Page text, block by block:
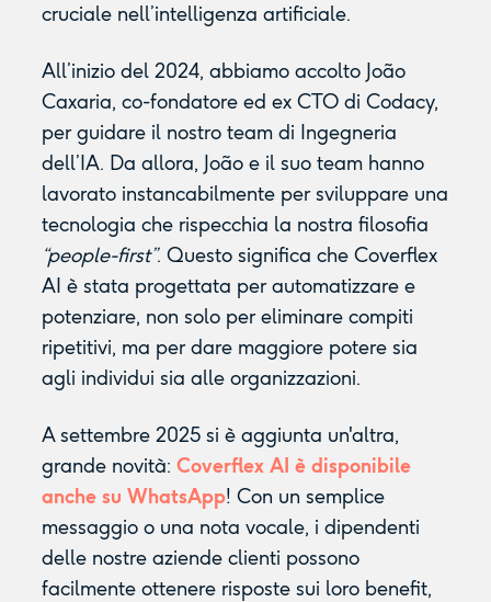
cruciale nell’intelligenza artificiale.
All’inizio del 2024, abbiamo accolto João
Caxaria, co-fondatore ed ex CTO di Codacy,
per guidare il nostro team di Ingegneria
dell’IA. Da allora, João e il suo team hanno
lavorato instancabilmente per sviluppare una
tecnologia che rispecchia la nostra filosofia
“people-first”. Questo significa che Coverflex
AI è stata progettata per automatizzare e
potenziare, non solo per eliminare compiti
ripetitivi, ma per dare maggiore potere sia
agli individui sia alle organizzazioni.
A settembre 2025 si è aggiunta un'altra,
grande novità: Coverflex AI è disponibile
anche su WhatsApp! Con un semplice
messaggio o una nota vocale, i dipendenti
delle nostre aziende clienti possono
facilmente ottenere risposte sui loro benefit,